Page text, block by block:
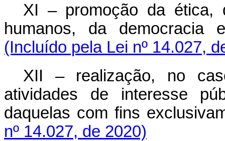
XI – promoção da ética,
humanos, da democracia
(Incluído pela Lei nº 14.027,
XII – realização, no
atividades de interesse
daquelas com fins
nº 14.027, de 2020)